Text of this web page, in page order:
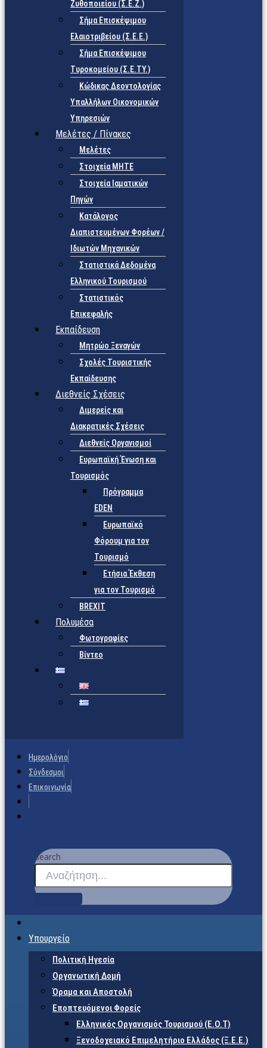
Ζυθοποιείου (Σ.Ε.Ζ.)
Σήμα Επισκέψιμου
Ελαιοτριβείου (Σ.Ε.Ε.)
Σήμα Επισκέψιμου
Τυροκομείου (Σ.Ε.TY.)
Κώδικας Δεοντολογίας
Υπαλλήλων Οικονομικών
Υπηρεσιών
Μελέτες / Πίνακες
Μελέτες
Στοιχεία ΜΗΤΕ
Στοιχεία Ιαματικών
Πηγών
Κατάλογος
Διαπιστευμένων Φορέων /
Ιδιωτών Μηχανικών
Στατιστικά Δεδομένα
Ελληνικού Τουρισμού
Στατιστικός
Επικεφαλής
Εκπαίδευση
Μητρώο Ξεναγών
Σχολές Τουριστικής
Εκπαίδευσης
Διεθνείς Σχέσεις
Διμερείς και
Διακρατικές Σχέσεις
Διεθνείς Οργανισμοί
Ευρωπαϊκή Ένωση και
Τουρισμός
Πρόγραμμα
EDEN
Ευρωπαϊκό
Φόρουμ για τον
Τουρισμό
Ετήσια Έκθεση
για τον Τουρισμό
BREXIT
Πολυμέσα
Φωτογραφίες
Βίντεο
Ημερολόγιο
Σύνδεσμοι
Επικοινωνία
Search
Υπουργείο
Πολιτική Ηγεσία
Οργανωτική Δομή
Όραμα και Αποστολή
Εποπτευόμενοι Φορείς
Eλληνικός Οργανισμός Τουρισμού (Ε.Ο.Τ)
Ξενοδοχειακό Επιμελητήριο Ελλάδος (Ξ.Ε.Ε.)